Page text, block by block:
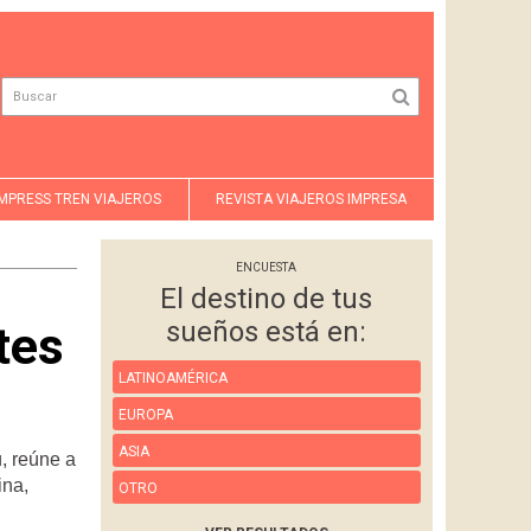
TREN VIAJEROS REVISTA VIAJEROS IMPRESA
reúne a
ENCUESTA
El destino de tus
sueños está en:
LATINOAMÉRICA
EUROPA
ASIA
OTRO